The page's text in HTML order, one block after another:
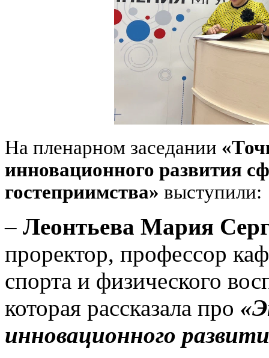
На пленарном заседании
инновационного развития
гостеприимства» выступили:
– Леонтьева Мария
проректор, профессор
спорта и физического
которая рассказала про
инновационного